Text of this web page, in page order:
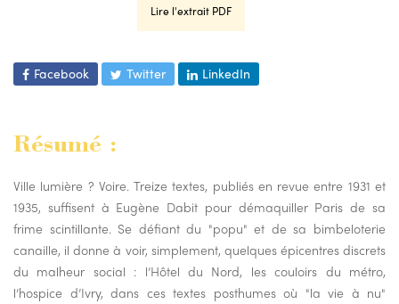
Lire l'extrait PDF
Facebook Twitter LinkedIn
Résumé :
Ville lumière ? Voire. Treize textes, publiés en revue entre 1931 et
1935, suffisent à Eugène Dabit pour démaquiller Paris de sa
frime scintillante. Se défiant du "popu" et de sa bimbeloterie
canaille, il donne à voir, simplement, quelques épicentres discrets
du malheur social : l’Hôtel du Nord, les couloirs du métro,
l’hospice d’Ivry, dans ces textes posthumes où "la vie à nu"